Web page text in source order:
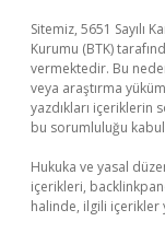
Sitemiz, 5651 Sayılı
Kurumu (BTK)
vermektedir. Bu
veya araştırma
yazdıkları içeriklerin
bu sorumluluğu kabul
Hukuka ve yasal
içerikleri,
halinde, ilgili içerikler